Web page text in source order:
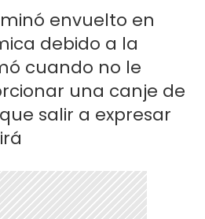
envuelto en
debido a la
cuando no le
una canje de
salir a expresar